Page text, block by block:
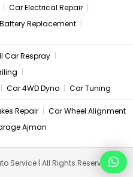
| Car Electrical Repair |
Replacement |
Car Respray |
|
| Car 4WD Dyno | Car Tuning
Repair | Car Wheel Alignment
Ajman
Service | All Rights Reserved.